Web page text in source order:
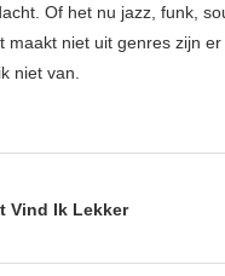
Of het nu jazz, funk,
maakt niet uit genres zijn
niet van.
Vind Ik Lekker